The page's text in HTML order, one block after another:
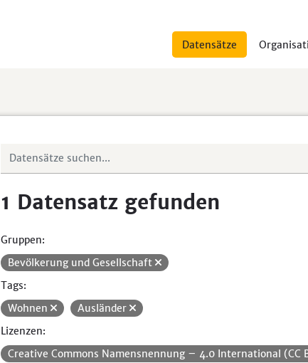
Datensätze
1 Datensatz gefunden
Gruppen:
Bevölkerung und Gesellschaft
Tags:
Wohnen
Ausländer
Lizenzen:
Creative Commons Namensnennung – 4.0 International (CC